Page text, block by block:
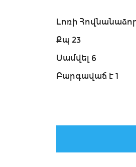
Լոռի Հովնանաձոր
Քպ 23
Սամվել 6
Բարգավաճ է 1